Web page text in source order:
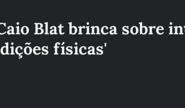
Blat brinca sobre
físicas'